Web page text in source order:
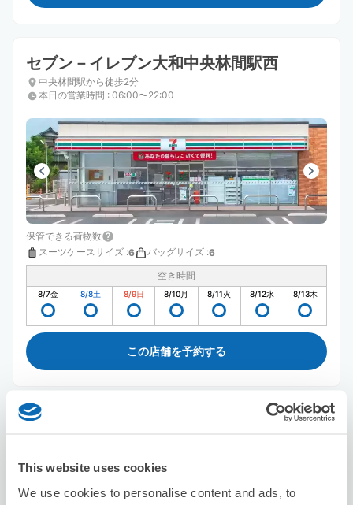
This website uses cookies
We use cookies to personalise content and ads, to
セブン－イレブン大和中央林間駅西
中央林間駅から徒歩2分
本日の営業時間 : 06:00〜22:00
保管できる荷物数
スーツケースサイズ :6 バッグサイズ :6
空き時間
8/7金 8/8土 8/9日 8/10月 8/11火 8/12水 8/13木
この店舗を予約する
セブン－イレブン大和中央林間駅前
5.0 ★★
★★ 1件